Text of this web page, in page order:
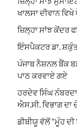
ਖਾਲਸਾ ਦੀਵਾਨ
ਜ਼ਿਲ੍ਹਾ ਸਾਂਝ ਕੇਂਦਰ
ਇੰਸਪੈਕਟਰ ਡਾ.
ਪੰਜਾਬ ਨੈਸ਼ਨਲ ਬੈਂਕ
ਪਾਠ ਕਰਵਾਏ ਗਏ
ਹਰਦੇਵ ਸਿੰਘ
ਐਸ.ਸੀ. ਵਿਭਾਗ
ਡੀਬੀਯੂ ਵੱਲੋਂ “ਮੂੰਹ